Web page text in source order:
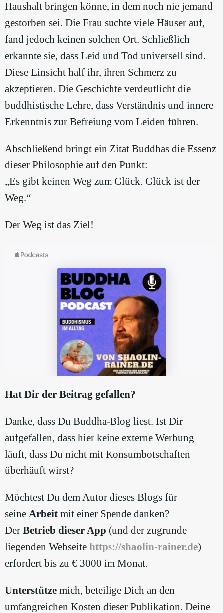
Haushalt bringen könne, in dem noch nie jemand
gestorben sei. Die Frau suchte viele Häuser auf,
fand jedoch keinen solchen Ort. Schließlich
erkannte sie, dass Leid und Tod universell sind.
Diese Einsicht half ihr, ihren Schmerz zu
akzeptieren. Die Geschichte verdeutlicht die
buddhistische Lehre, dass Verständnis und innere
Erkenntnis zur Befreiung vom Leiden führen.
Abschließend bringt ein Zitat Buddhas die Essenz
dieser Philosophie auf den Punkt:
„Es gibt keinen Weg zum Glück. Glück ist der
Weg.“
Der Weg ist das Ziel!
Hat Dir der Beitrag gefallen?
Danke, dass Du Buddha-Blog liest. Ist Dir
aufgefallen, dass hier keine externe Werbung
läuft, dass Du nicht mit Konsumbotschaften
überhäuft wirst?
Möchtest Du dem Autor dieses Blogs für
seine Arbeit mit einer Spende danken?
Der Betrieb dieser App (und der zugrunde
liegenden Webseite https://shaolin-rainer.de)
erfordert bis zu € 3000 im Monat.
Unterstütze mich, beteilige Dich an den
umfangreichen Kosten dieser Publikation. Deine